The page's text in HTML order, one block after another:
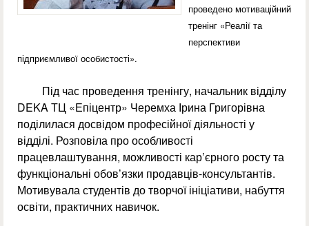
проведено мотиваційний
тренінг «Реалії та
перспективи
підприємливої особистості».
Під час проведення тренінгу, начальник відділу
DEKA ТЦ «Епіцентр» Черемха Ірина Григорівна
поділилася досвідом професійної діяльності у
відділі. Розповіла про особливості
працевлаштування, можливості кар’єрного росту та
функціональні обов’язки продавців-консультантів.
Мотивувала студентів до творчої ініціативи, набуття
освіти, практичних навичок.